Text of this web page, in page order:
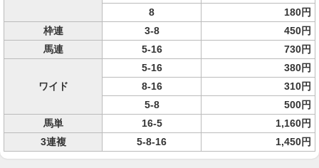
8
180円
枠連
3-8
450円
馬連
5-16 730円
ワイド
5-16
380円
8-16
310円
5-8
500円
馬単
16-5
1,160円
3連複
5-8-16 1,450円